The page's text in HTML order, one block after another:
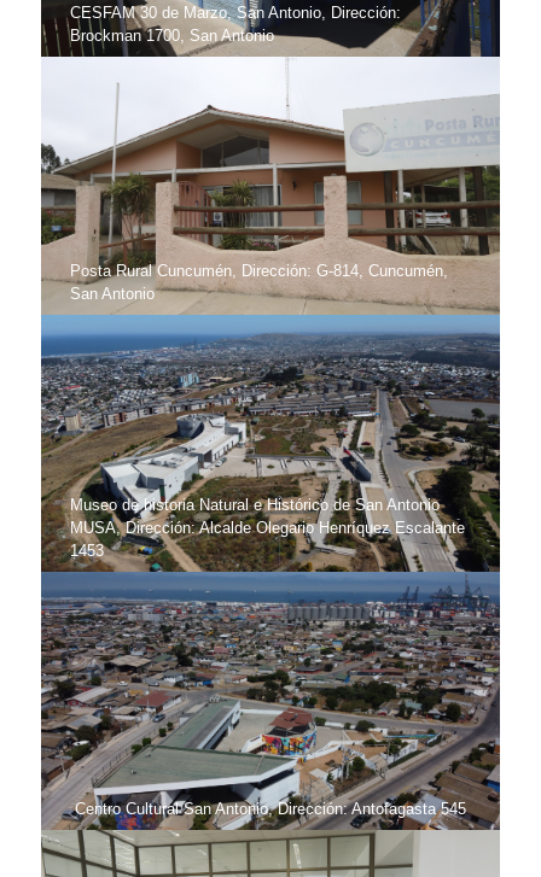
CESFAM 30 de Marzo, San Antonio, Dirección:
Brockman 1700, San Antonio
Posta Rural Cuncumén, Dirección: G-814, Cuncumén,
San Antonio
Museo de historia Natural e Histórico de San Antonio
MUSA, Dirección: Alcalde Olegario Henríquez Escalante
1453
Centro Cultural San Antonio, Dirección: Antofagasta 545